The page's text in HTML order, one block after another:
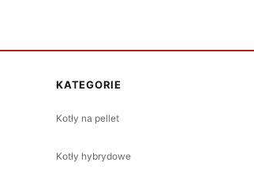
KATEGORIE
Kotły na pellet
Kotły hybrydowe